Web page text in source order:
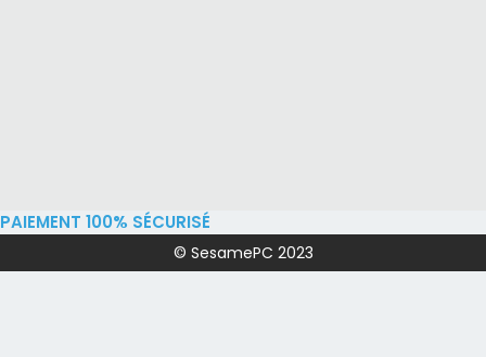
PAIEMENT 100% SÉCURISÉ
© SesamePC 2023